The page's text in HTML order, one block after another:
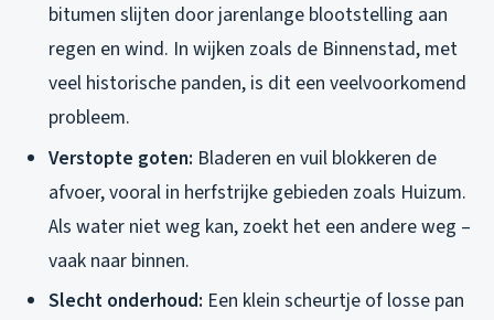
bitumen slijten door jarenlange blootstelling aan
regen en wind. In wijken zoals de Binnenstad, met
veel historische panden, is dit een veelvoorkomend
probleem.
Verstopte goten: Bladeren en vuil blokkeren de
afvoer, vooral in herfstrijke gebieden zoals Huizum.
Als water niet weg kan, zoekt het een andere weg –
vaak naar binnen.
Slecht onderhoud: Een klein scheurtje of losse pan